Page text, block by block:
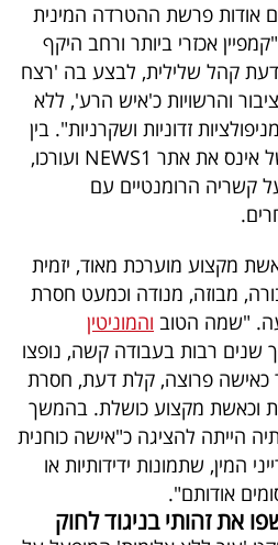
אודות פרשת ההטרדה המינית
אכזרי ביותר ורחב היקף
דעת קהל שלילית, לבצע בה 'רצח
והרשויות כ'איש הרע', ללא
זדוניות ושקרניות". בין
אינס את אתר NEWS1 ועורכו,
קשריה הרומנטיים עם
מקצוע מוערכת מאוד, יזמית
מבוזה, מנודה וכמעט חסרת
"שמה הטוב והמוניטין
רבות בעבודה קשה, נופצו
כאישה פרוצה, קלת דעת, חסרת
וכאשת מקצוע כושלת. בהמשך
הייתה להציגה כ"אישה כוחנית
המין, שתמונות ידידותיות או
אודותם".
את זהותי בניגוד לחוק